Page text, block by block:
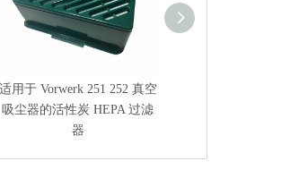
适用于 Vorwerk 251 252 真空
吸尘器的活性炭 HEPA 过滤
器